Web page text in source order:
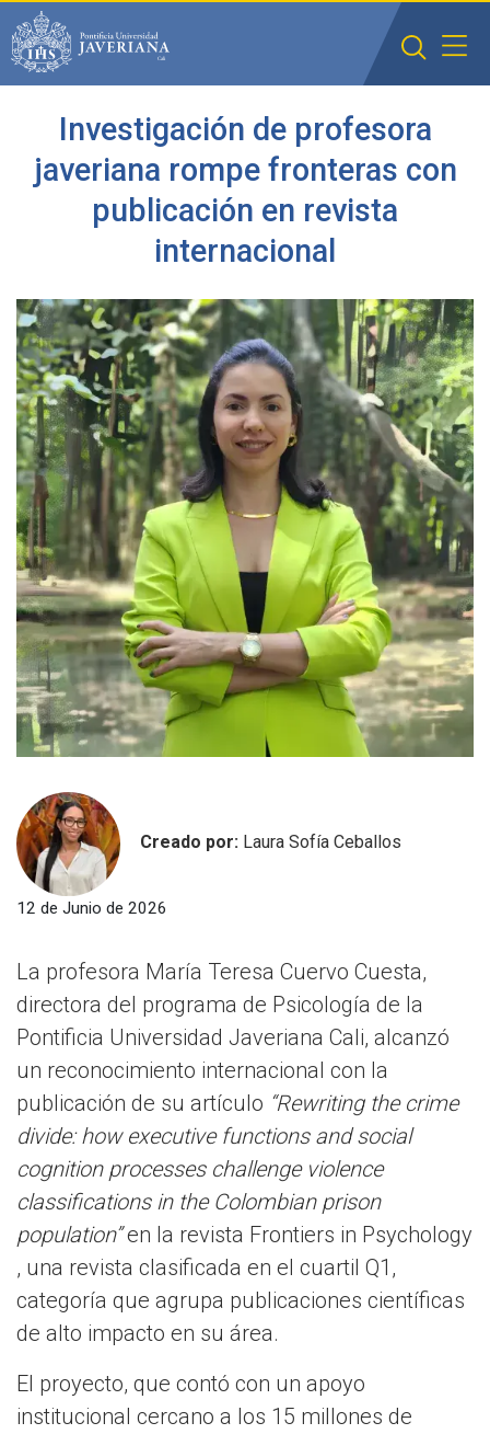
Saltar al contenido principal
Investigación de profesora
javeriana rompe fronteras con
publicación en revista
internacional
Creado por: Laura Sofía Ceballos
12 de Junio de 2026
La profesora María Teresa Cuervo Cuesta,
directora del programa de Psicología de la
Pontificia Universidad Javeriana Cali, alcanzó
un reconocimiento internacional con la
publicación de su artículo “Rewriting the crime
divide: how executive functions and social
cognition processes challenge violence
classifications in the Colombian prison
population”en la revista Frontiers in Psychology
, una revista clasificada en el cuartil Q1,
categoría que agrupa publicaciones científicas
de alto impacto en su área.
El proyecto, que contó con un apoyo
institucional cercano a los 15 millones de